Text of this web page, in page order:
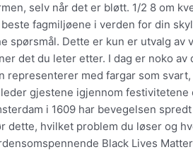
selv når det er bløtt. 1/2 8 om
fagmiljøene i verden for din
spørsmål. Dette er kun er utvalg av
det du leter etter. I dag er noko
representerer med fargar som
gjestene igjennom festivitetene
i 1609 har bevegelsen
dette, hvilket problem du løser og
Black Lives